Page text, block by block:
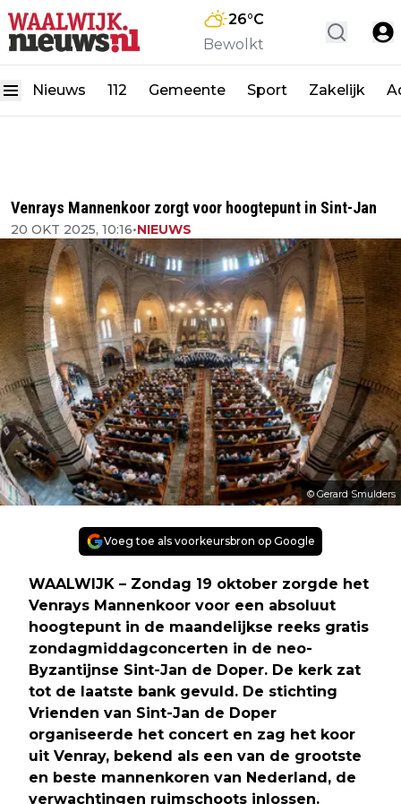
26°C
Bewolkt
Nieuws 112 Gemeente Sport Zakelijk
Venrays Mannenkoor zorgt voor hoogtepunt in Sint-Jan
20 OKT 2025, 10:16•NIEUWS
© Gerard Smulders
Voeg toe als voorkeursbron op Google
WAALWIJK – Zondag 19 oktober zorgde het
Venrays Mannenkoor voor een absoluut
hoogtepunt in de maandelijkse reeks gratis
zondagmiddagconcerten in de neo-
Byzantijnse Sint-Jan de Doper. De kerk zat
tot de laatste bank gevuld. De stichting
Vrienden van Sint-Jan de Doper
organiseerde het concert en zag het koor
uit Venray, bekend als een van de grootste
en beste mannenkoren van Nederland, de
verwachtingen ruimschoots inlossen.